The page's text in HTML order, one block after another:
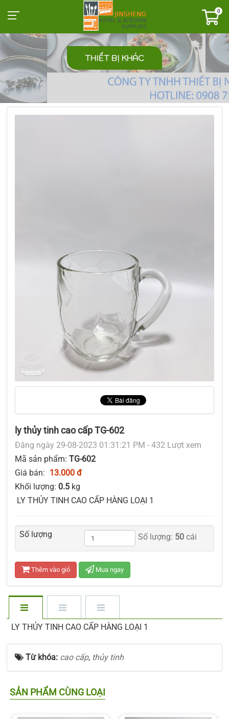
0
THIẾT BỊ KHÁC
ly thủy tinh cao cấp TG-602
Đăng ngày 29-08-2023 01:31:21 PM - 432 Lượt xem
Mã sản phẩm: TG-602
Giá bán: 13.000 đ
Khối lượng: 0.5 kg
LY THỦY TINH CAO CẤP HÀNG LOẠI 1
Số lượng Số lượng: 50 cái
Thêm vào giỏ Mua ngay
LY THỦY TINH CAO CẤP HÀNG LOẠI 1
Từ khóa: cao cấp, thủy tinh
SẢN PHẨM CÙNG LOẠI